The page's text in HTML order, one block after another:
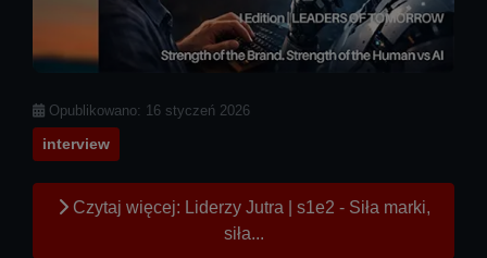
Szczegóły
Opublikowano: 16 styczeń 2026
interview
Czytaj więcej: Liderzy Jutra | s1e2 - Siła marki,
siła...